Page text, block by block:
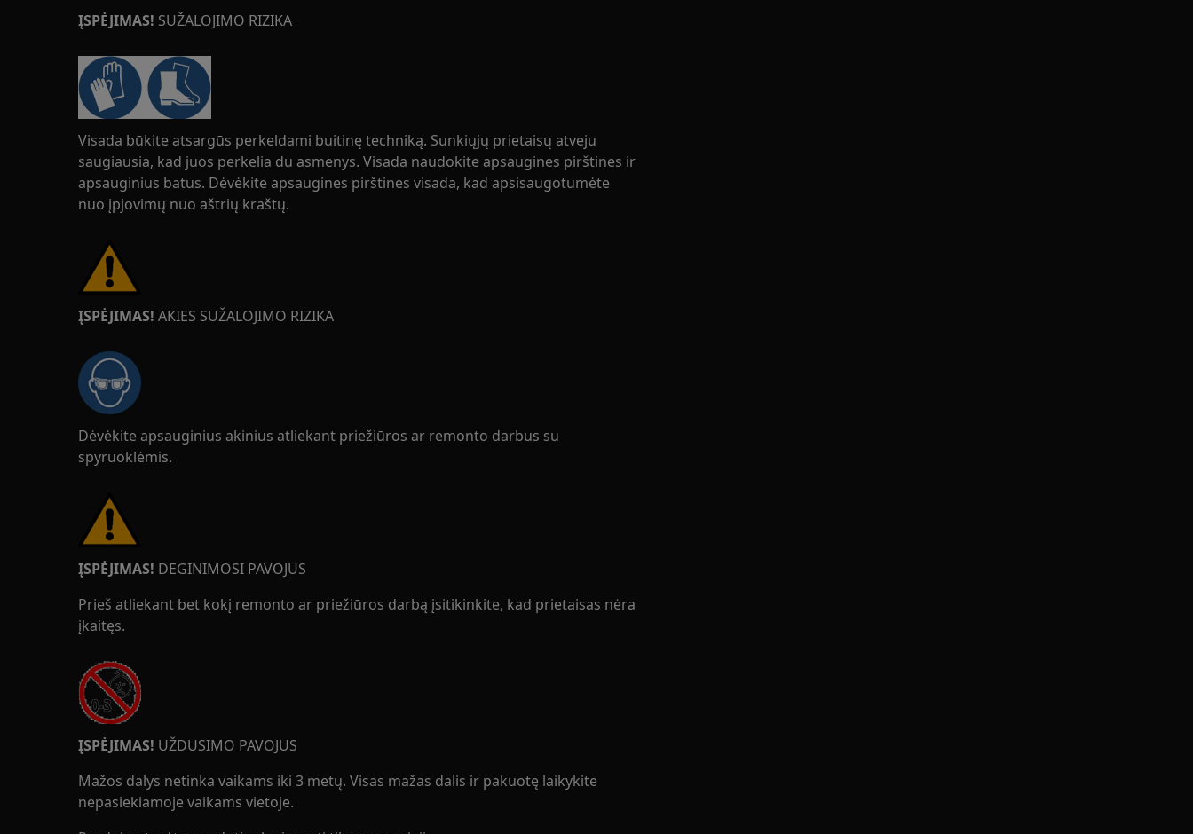
ĮSPĖJIMAS! SUŽALOJIMO RIZIKA
Visada būkite atsargūs perkeldami buitinę techniką. Sunkiųjų prietaisų atveju
saugiausia, kad juos perkelia du asmenys. Visada naudokite apsaugines pirštines ir
apsauginius batus. Dėvėkite apsaugines pirštines visada, kad apsisaugotumėte
nuo įpjovimų nuo aštrių kraštų.
ĮSPĖJIMAS! AKIES SUŽALOJIMO RIZIKA
Dėvėkite apsauginius akinius atliekant priežiūros ar remonto darbus su
spyruoklėmis.
ĮSPĖJIMAS! DEGINIMOSI PAVOJUS
Prieš atliekant bet kokį remonto ar priežiūros darbą įsitikinkite, kad prietaisas nėra
įkaitęs.
ĮSPĖJIMAS! UŽDUSIMO PAVOJUS
Mažos dalys netinka vaikams iki 3 metų. Visas mažas dalis ir pakuotę laikykite
nepasiekiamoje vaikams vietoje.